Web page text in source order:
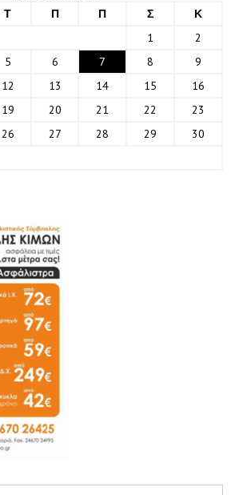
Τ Π Π Σ
Κ
1
2
5 6 7 8
9
12 13 14 15
16
19 20 21 22
23
26 27 28 29
30